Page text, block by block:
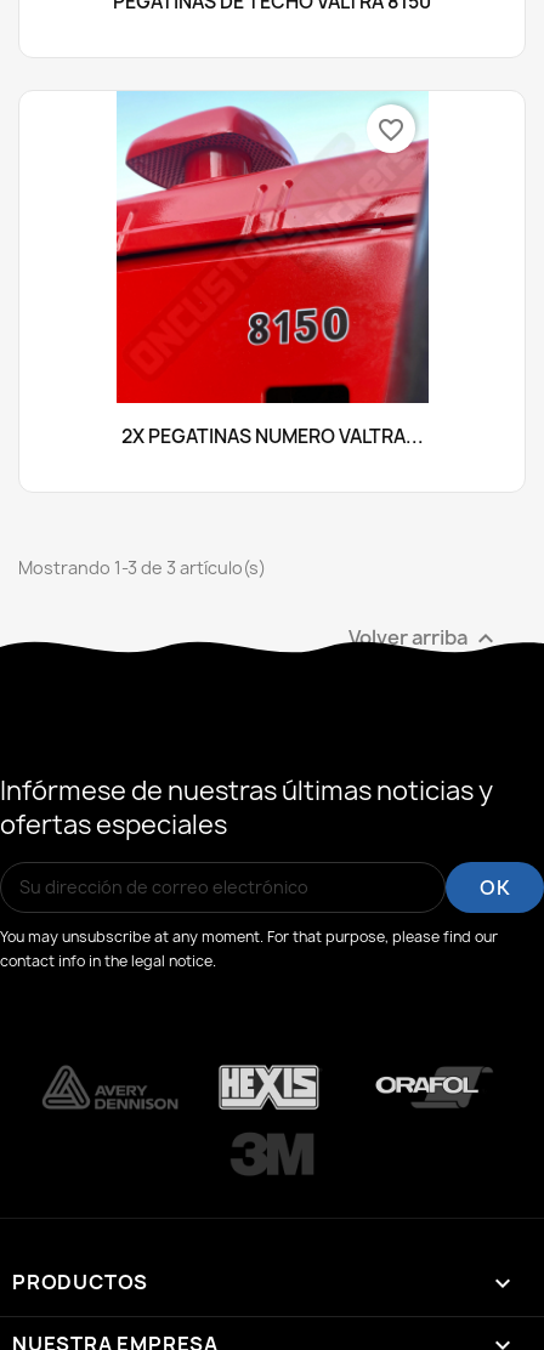
2X PEGATINAS NÚMERO VALTRA...
favorite_border
Mostrando 1-3 de 3 artículo(s)
Volver arriba 
Infórmese de nuestras últimas noticias y
ofertas especiales
You may unsubscribe at any moment. For that purpose, please find our
contact info in the legal notice.
PRODUCTOS 
NUESTRA EMPRESA